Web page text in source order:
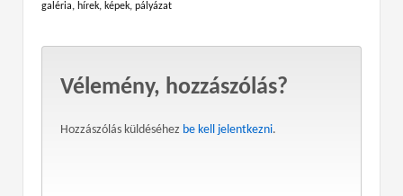
galéria, hírek, képek, pályázat
Vélemény, hozzászólás?
Hozzászólás küldéséhez be kell jelentkezni.